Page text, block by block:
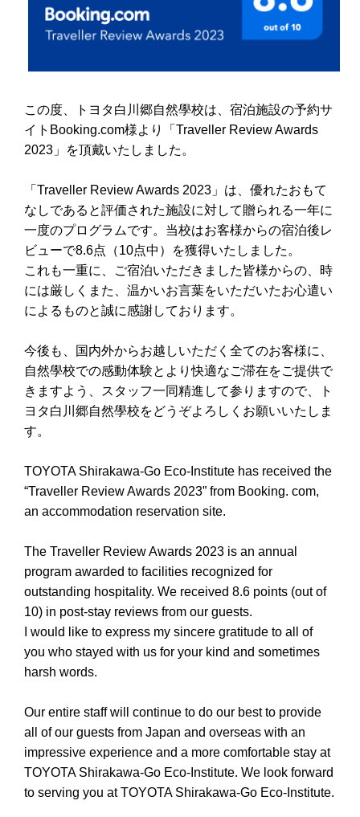
この度、トヨタ白川郷自然學校は、宿泊施設の予約サ
イトBooking.com様より「Traveller Review Awards
2023」を頂戴いたしました。
「Traveller Review Awards 2023」は、優れたおもて
なしであると評価された施設に対して贈られる一年に
一度のプログラムです。当校はお客様からの宿泊後レ
ビューで8.6点（10点中）を獲得いたしました。
これも一重に、ご宿泊いただきました皆様からの、時
には厳しくまた、温かいお言葉をいただいたお心遣い
によるものと誠に感謝しております。
今後も、国内外からお越しいただく全てのお客様に、
自然學校での感動体験とより快適なご滞在をご提供で
きますよう、スタッフ一同精進して参りますので、ト
ヨタ白川郷自然學校をどうぞよろしくお願いいたしま
す。
TOYOTA Shirakawa-Go Eco-Institute has received the
“Traveller Review Awards 2023” from Booking. com,
an accommodation reservation site.
The Traveller Review Awards 2023 is an annual
program awarded to facilities recognized for
outstanding hospitality. We received 8.6 points (out of
10) in post-stay reviews from our guests.
I would like to express my sincere gratitude to all of
you who stayed with us for your kind and sometimes
harsh words.
Our entire staff will continue to do our best to provide
all of our guests from Japan and overseas with an
impressive experience and a more comfortable stay at
TOYOTA Shirakawa-Go Eco-Institute. We look forward
to serving you at TOYOTA Shirakawa-Go Eco-Institute.